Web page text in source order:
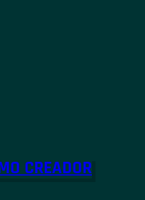
CREADOR